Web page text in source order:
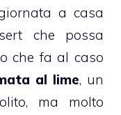
a casa
che possa
che fa al caso
al lime, un
ma molto